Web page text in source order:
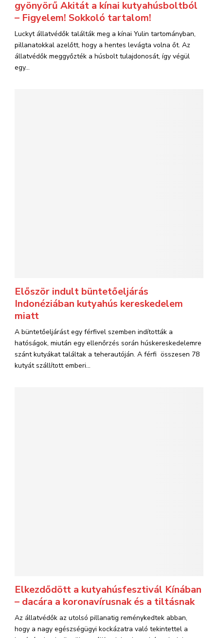
gyönyörű Akitát a kínai kutyahúsboltból
– Figyelem! Sokkoló tartalom!
Luckyt állatvédők találták meg a kínai Yulin tartományban,
pillanatokkal azelőtt, hogy a hentes levágta volna őt. Az
állatvédők meggyőzték a húsbolt tulajdonosát, így végül
egy...
Először indult büntetőeljárás
Indonéziában kutyahús kereskedelem
miatt
A büntetőeljárást egy férfivel szemben indították a
hatóságok, miután egy ellenőrzés során húskereskedelemre
szánt kutyákat találtak a teherautóján. A férfi összesen 78
kutyát szállított emberi...
Elkezdődött a kutyahúsfesztivál Kínában
– dacára a koronavírusnak és a tiltásnak
Az állatvédők az utolsó pillanatig reménykedtek abban,
hogy a nagy egészségügyi kockázatra való tekintettel a